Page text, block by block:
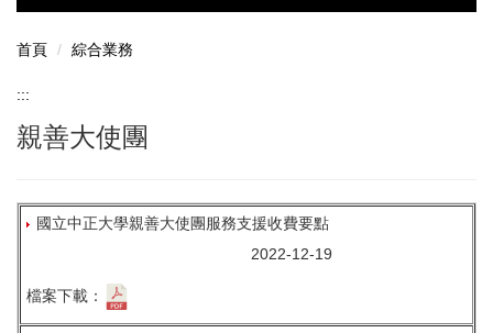
親善大使團
增設調整系所
首頁 綜合業務
:::
親善大使團
國立中正大學親善大使團服務支援收費要點
2022-12-19
檔案下載：